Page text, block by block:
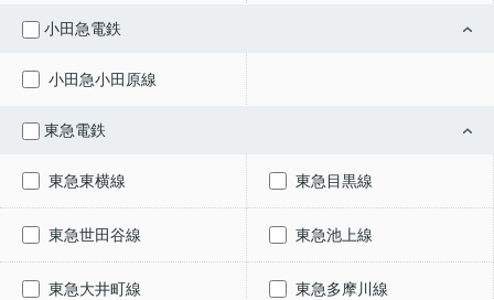
小田急電鉄
小田急小田原線
東急電鉄
東急東横線 東急目黒線
東急世田谷線 東急池上線
東急大井町線 東急多摩川線